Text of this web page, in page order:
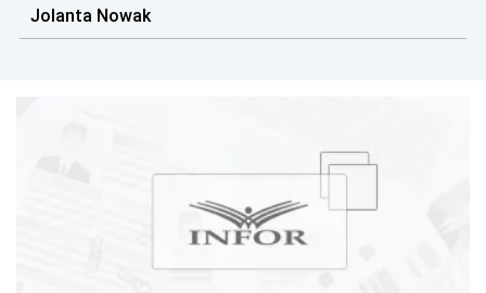
Jolanta Nowak